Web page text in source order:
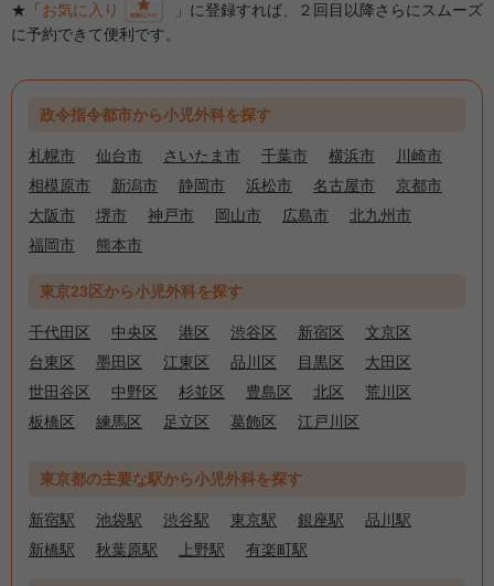
★「 お気に入り
」に登録すれば、２回目以降さらにスムーズ
に予約できて便利です。
政令指令都市から小児外科を探す
札幌市 仙台市 さいたま市 千葉市 横浜市
川崎市
相模原市
新潟市 静岡市 浜松市 名古屋市
京都市
大阪市
堺市 神戸市 岡山市 広島市
北九州市
福岡市
熊本市
東京23区から小児外科を探す
千代田区 中央区 港区 渋谷区 新宿区
文京区
台東区
墨田区 江東区 品川区 目黒区
大田区
世田谷区
中野区 杉並区 豊島区 北区
荒川区
板橋区
練馬区 足立区 葛飾区 江戸川区
東京都の主要な駅から小児外科を探す
新宿駅 池袋駅 渋谷駅 東京駅 銀座駅
品川駅
新橋駅
秋葉原駅 上野駅 有楽町駅